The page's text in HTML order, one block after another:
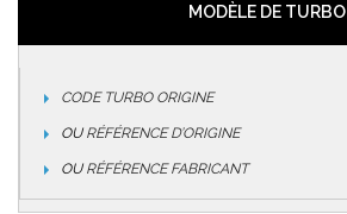
MODÈLE DE TURBO
CODE TURBO ORIGINE
OURÉFÉRENCE D’ORIGINE
OURÉFÉRENCE FABRICANT